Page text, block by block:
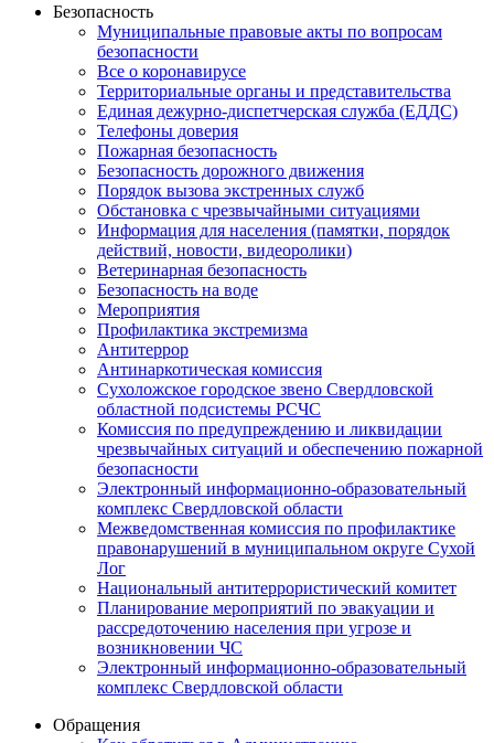
Безопасность
Муниципальные правовые акты по вопросам
безопасности
Все о коронавирусе
Территориальные органы и представительства
Единая дежурно-диспетчерская служба (ЕДДС)
Телефоны доверия
Пожарная безопасность
Безопасность дорожного движения
Порядок вызова экстренных служб
Обстановка с чрезвычайными ситуациями
Информация для населения (памятки, порядок
действий, новости, видеоролики)
Ветеринарная безопасность
Безопасность на воде
Мероприятия
Профилактика экстремизма
Антитеррор
Антинаркотическая комиссия
Сухоложское городское звено Свердловской
областной подсистемы РСЧС
Комиссия по предупреждению и ликвидации
чрезвычайных ситуаций и обеспечению пожарной
безопасности
Электронный информационно-образовательный
комплекс Cвердловской области
Межведомственная комиссия по профилактике
правонарушений в муниципальном округе Сухой
Лог
Национальный антитеррористический комитет
Планирование мероприятий по эвакуации и
рассредоточению населения при угрозе и
возникновении ЧС
Электронный информационно-образовательный
комплекс Свердловской области
Обращения